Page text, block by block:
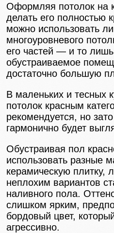
Оформляя потолок на
делать его полностью
можно использовать
многоуровневого
его частей — и то
обустраиваемое
достаточно большую
В маленьких и тесных
потолок красным
рекомендуется, но
гармонично будет
Обустраивая пол
использовать разные
керамическую плитку,
неплохим вариантов
наливного пола.
слишком ярким,
бордовый цвет,
агрессивно.